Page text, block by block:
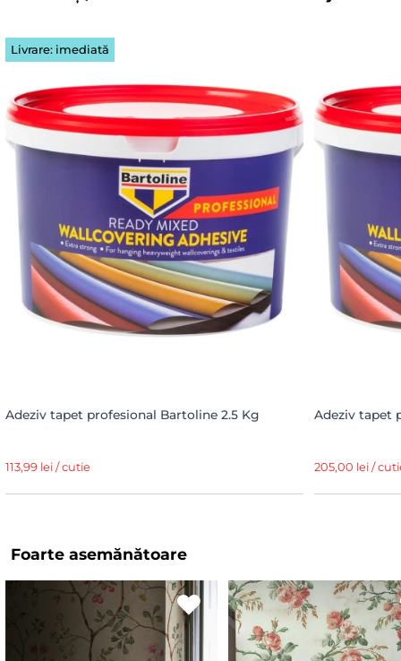
Livrare: imediată
Adeziv tapet profesional Bartoline 2.5 Kg
113,99 lei / cutie
Adeziv tapet
205,00 lei /
Foarte asemănătoare